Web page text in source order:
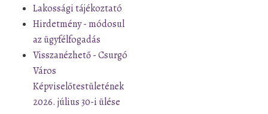
Lakossági tájékoztató
Hirdetmény - módosul
az ügyfélfogadás
Visszanézhető - Csurgó
Város
Képviselőtestületének
2026. július 30-i ülése